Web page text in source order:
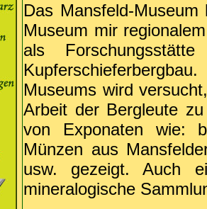
Das Mansfeld-
Museum mir
als
Museums wird
Arbeit der Bergleute
von Exponaten wie:
Münzen aus
usw. gezeigt. Auch
mineralogische